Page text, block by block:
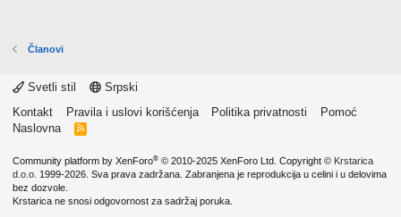
Članovi
Svetli stil
Srpski
Kontakt
Pravila i uslovi korišćenja Politika privatnosti
Pomoć
Naslovna
R
Community platform by XenForo® © 2010-2025 XenForo Ltd. Copyright © Krstarica
d.o.o. 1999-2026. Sva prava zadržana. Zabranjena je reprodukcija u celini i u delovima
bez dozvole.
Krstarica ne snosi odgovornost za sadržaj poruka.